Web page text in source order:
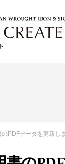
PDFデータを更新しま